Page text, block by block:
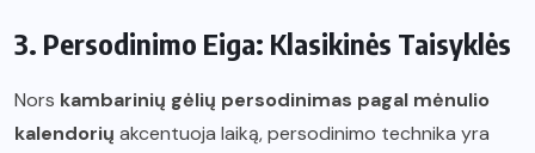
3. Persodinimo Eiga: Klasikinės Taisyklės
Nors kambarinių gėlių persodinimas pagal mėnulio
kalendorių akcentuoja laiką, persodinimo technika yra